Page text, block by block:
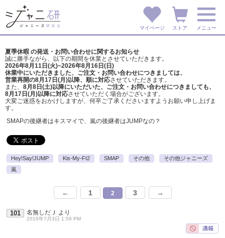
マイページ ストア メニュー
夏季休暇 の発送・お問い合わせに関するお知らせ
誠に勝手ながら、以下の期間を休業とさせていただきます。
2026年8月11日(火)~2026年8月16日(日)
休業中にいただきました、ご注文・お問い合わせにつきましては、
営業再開の8月17日(月)以降、順に対応させていただきます。
また、 8月8日(土)以降にいただいた、ご注文・ お問い合わせにつきましても、
8月17日(月)以降に対応させていただく場合がございます。
大変ご迷惑をおかけしますが、 何卒ご了承くださいますようお願い申し上げま
す。
SMAPの後継者はキスマイで、嵐の後継者はJUMPなの？
Hey!Say!JUMP Kis-My-Ft2 SMAP その他
その他ジャニーズ
嵐
← 1 2 3 →
101 名無しだＪ より
2016年7月3日 1:59 PM